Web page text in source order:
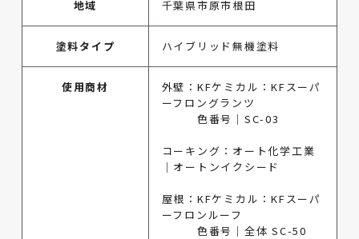
地域 千葉県市原市根田
塗料タイプ ハイブリッド無機塗料
使用商材
外壁：KFケミカル：KFスーパ
ーフロングランツ
色番号｜SC-03
コーキング：オート化学工業
｜オートンイクシード
屋根：KFケミカル：KFスーパ
ーフロンルーフ
色番号｜全体 SC-50